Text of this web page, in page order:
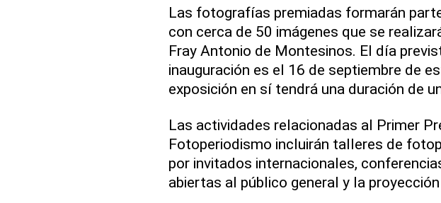
Las fotografías premiadas formarán
con cerca de 50 imágenes que se
Fray Antonio de Montesinos. El día
inauguración es el 16 de septiembre de
exposición en sí tendrá una duración de
Las actividades relacionadas al Primer
Fotoperiodismo incluirán talleres de
por invitados internacionales,
abiertas al público general y la